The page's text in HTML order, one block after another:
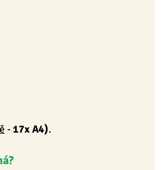
- 17x A4).